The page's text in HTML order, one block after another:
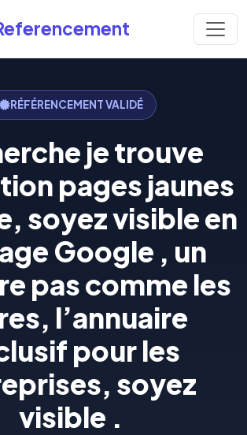
RÉFÉRENCEMENT VALIDÉ
je trouve
pages jaunes
soyez visible en
Google , un
pas comme les
l’annuaire
pour les
soyez
visible .